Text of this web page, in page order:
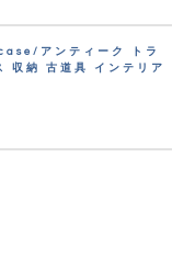
アンティーク トラ
収納 古道具 インテリア